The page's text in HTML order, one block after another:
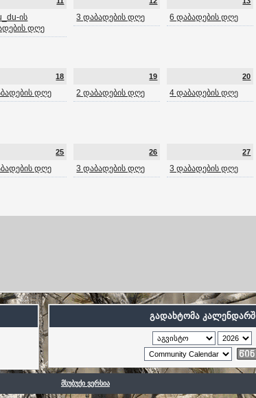
ის
დღე
3 დაბადების დღე 6 დაბადების დღე
18
დღე
19
2 დაბადების დღე
20
4 დაბადების დღე
25
დღე
26
3 დაბადების დღე
27
3 დაბადების დღე
გადახტომა
მსუბუქი ვერსია